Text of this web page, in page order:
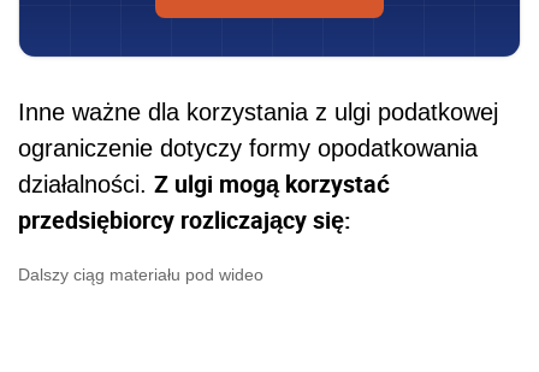
Inne ważne dla korzystania z ulgi podatkowej
ograniczenie dotyczy formy opodatkowania
działalności. Z ulgi mogą korzystać
przedsiębiorcy rozliczający się:
Dalszy ciąg materiału pod wideo